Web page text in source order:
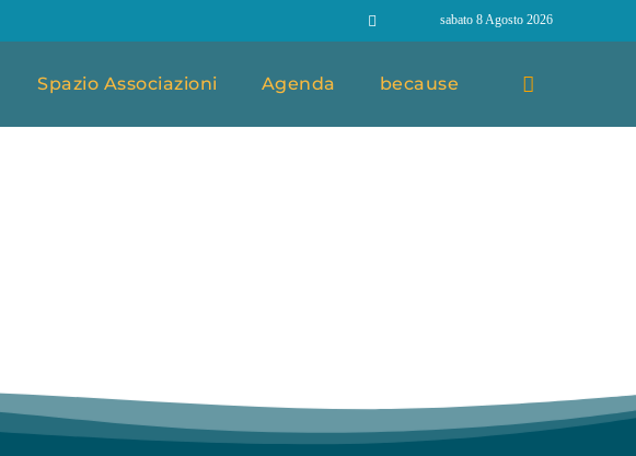
sabato 8 Agosto 2026
Spazio Associazioni Agenda because